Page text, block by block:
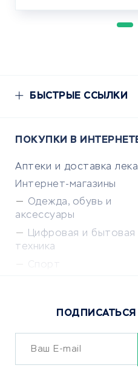
БЫСТРЫЕ ССЫЛКИ
ПОКУПКИ В
Аптеки и доставка
Интернет-магазины
Одежда, обувь и
аксессуары
Цифровая и бытовая
техника
Сервисы доставки
ОБУЧЕНИЕ И РАБОТА